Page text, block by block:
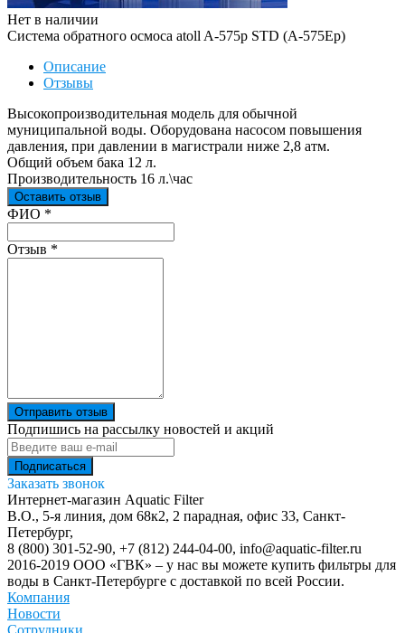
Нет в наличии
Система обратного осмоса atoll A-575p STD (A-575Ep)
Описание
Отзывы
Высокопроизводительная модель для обычной
муниципальной воды. Оборудована насосом повышения
давления, при давлении в магистрали ниже 2,8 атм.
Общий объем бака 12 л.
Производительность 16 л.\час
Оставить отзыв
Ваш отзыв был отправлен!
ФИО *
Отзыв *
Отправить отзыв
Подпишись на рассылку новостей и акций
Заказать звонок
Интернет-магазин Aquatic Filter
В.О., 5-я линия, дом 68к2, 2 парадная, офис 33, Санкт-
Петербург,
8 (800) 301-52-90, +7 (812) 244-04-00, info@aquatic-filter.ru
2016-2019 ООО «ГВК» – у нас вы можете купить фильтры для
воды в Санкт-Петербурге с доставкой по всей России.
Компания
Новости
Сотрудники